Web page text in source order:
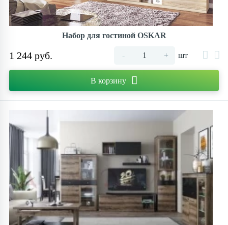
Набор для гостиной OSKAR
1 244 руб. - + шт
В корзину